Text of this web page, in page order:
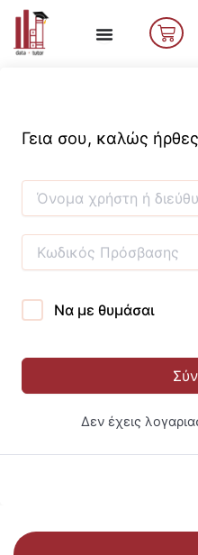
Μετάβαση
περιεχόμενο
Cart
Γεια σου, καλώς
Να με θυμάσαι
Δεν έχεις